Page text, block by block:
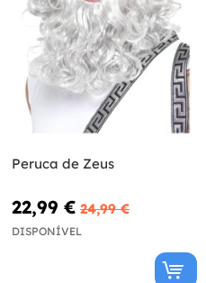
Peruca de Zeus
22,99 € 24,99 €
DISPONÍVEL